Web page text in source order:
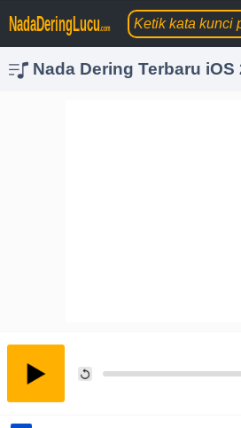
NadaDeringLucu.com
Nada Dering Terbaru iOS